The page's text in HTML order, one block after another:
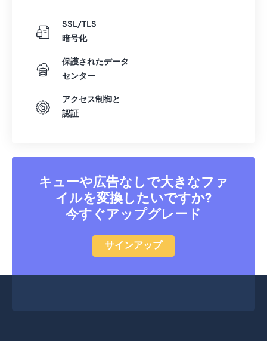
SSL/TLS
暗号化
保護されたデータ
センター
アクセス制御と
認証
キューや広告なしで大きなファ
イルを変換したいですか?
今すぐアップグレード
サインアップ